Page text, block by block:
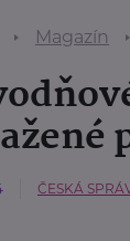
Magazín
ČESKÁ